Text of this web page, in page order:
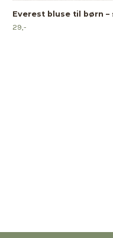
Everest bluse til børn –
29,-